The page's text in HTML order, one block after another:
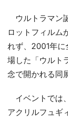
ウルトラマン
ロットフィルム
れず、2001年に
場した「ウルト
念で開かれる同
イベントでは
アクリルフュギ